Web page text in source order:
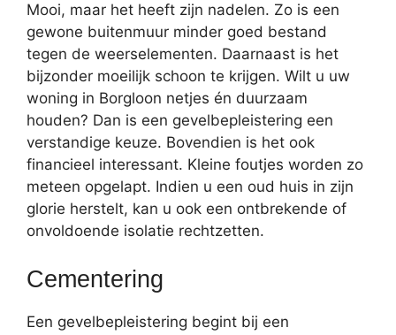
Mooi, maar het heeft zijn nadelen. Zo is een
gewone buitenmuur minder goed bestand
tegen de weerselementen. Daarnaast is het
bijzonder moeilijk schoon te krijgen. Wilt u uw
woning in Borgloon netjes én duurzaam
houden? Dan is een gevelbepleistering een
verstandige keuze. Bovendien is het ook
financieel interessant. Kleine foutjes worden zo
meteen opgelapt. Indien u een oud huis in zijn
glorie herstelt, kan u ook een ontbrekende of
onvoldoende isolatie rechtzetten.
Cementering
Een gevelbepleistering begint bij een